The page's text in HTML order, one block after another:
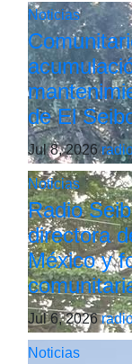
Noticias
de El
Jul 8, 2026
Noticias
Radio
directora
México y
Jul 6, 2026
Noticias